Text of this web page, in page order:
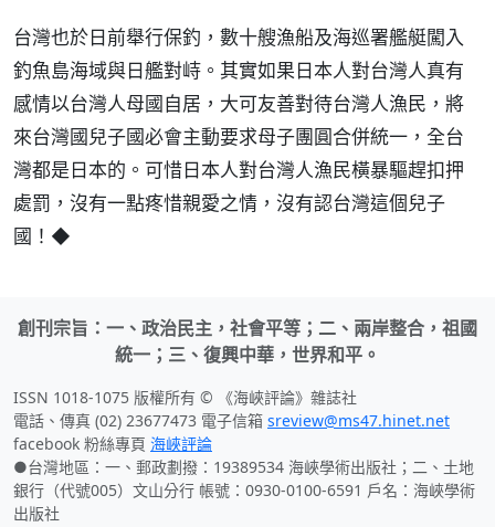
台灣也於日前舉行保釣，數十艘漁船及海巡署艦艇闖入
釣魚島海域與日艦對峙。其實如果日本人對台灣人真有
感情以台灣人母國自居，大可友善對待台灣人漁民，將
來台灣國兒子國必會主動要求母子團圓合併統一，全台
灣都是日本的。可惜日本人對台灣人漁民橫暴驅趕扣押
處罰，沒有一點疼惜親愛之情，沒有認台灣這個兒子
國！◆
創刊宗旨：一、政治民主，社會平等；二、兩岸整合，祖國
統一；三、復興中華，世界和平。
ISSN 1018-1075 版權所有 © 《海峽評論》雜誌社
電話、傳真 (02) 23677473 電子信箱 sreview@ms47.hinet.net
facebook 粉絲專頁 海峽評論
●台灣地區：一、郵政劃撥：19389534 海峽學術出版社；二、土地
銀行（代號005）文山分行 帳號：0930-0100-6591 戶名：海峽學術
出版社